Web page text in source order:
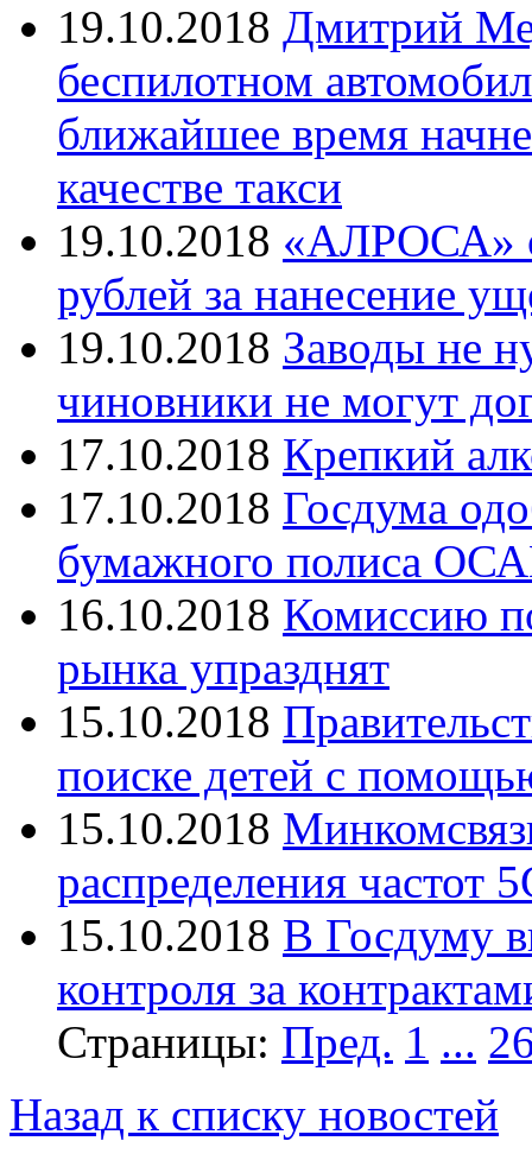
19.10.2018 Дмитрий
беспилотном
ближайшее время
качестве такси
19.10.2018 «АЛРОСА»
рублей за нанесение
19.10.2018 Заводы не
чиновники не могут
17.10.2018 Крепкий
17.10.2018 Госдума
бумажного полиса
16.10.2018 Комиссию
рынка упразднят
15.10.2018
поиске детей с
15.10.2018
распределения частот
15.10.2018 В Госдуму
контроля за
Страницы: Пред. 1 ...
Назад к списку новостей